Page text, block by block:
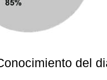
del